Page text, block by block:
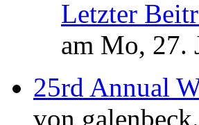
Letzter
am Mo, 27.
25rd Annual
von